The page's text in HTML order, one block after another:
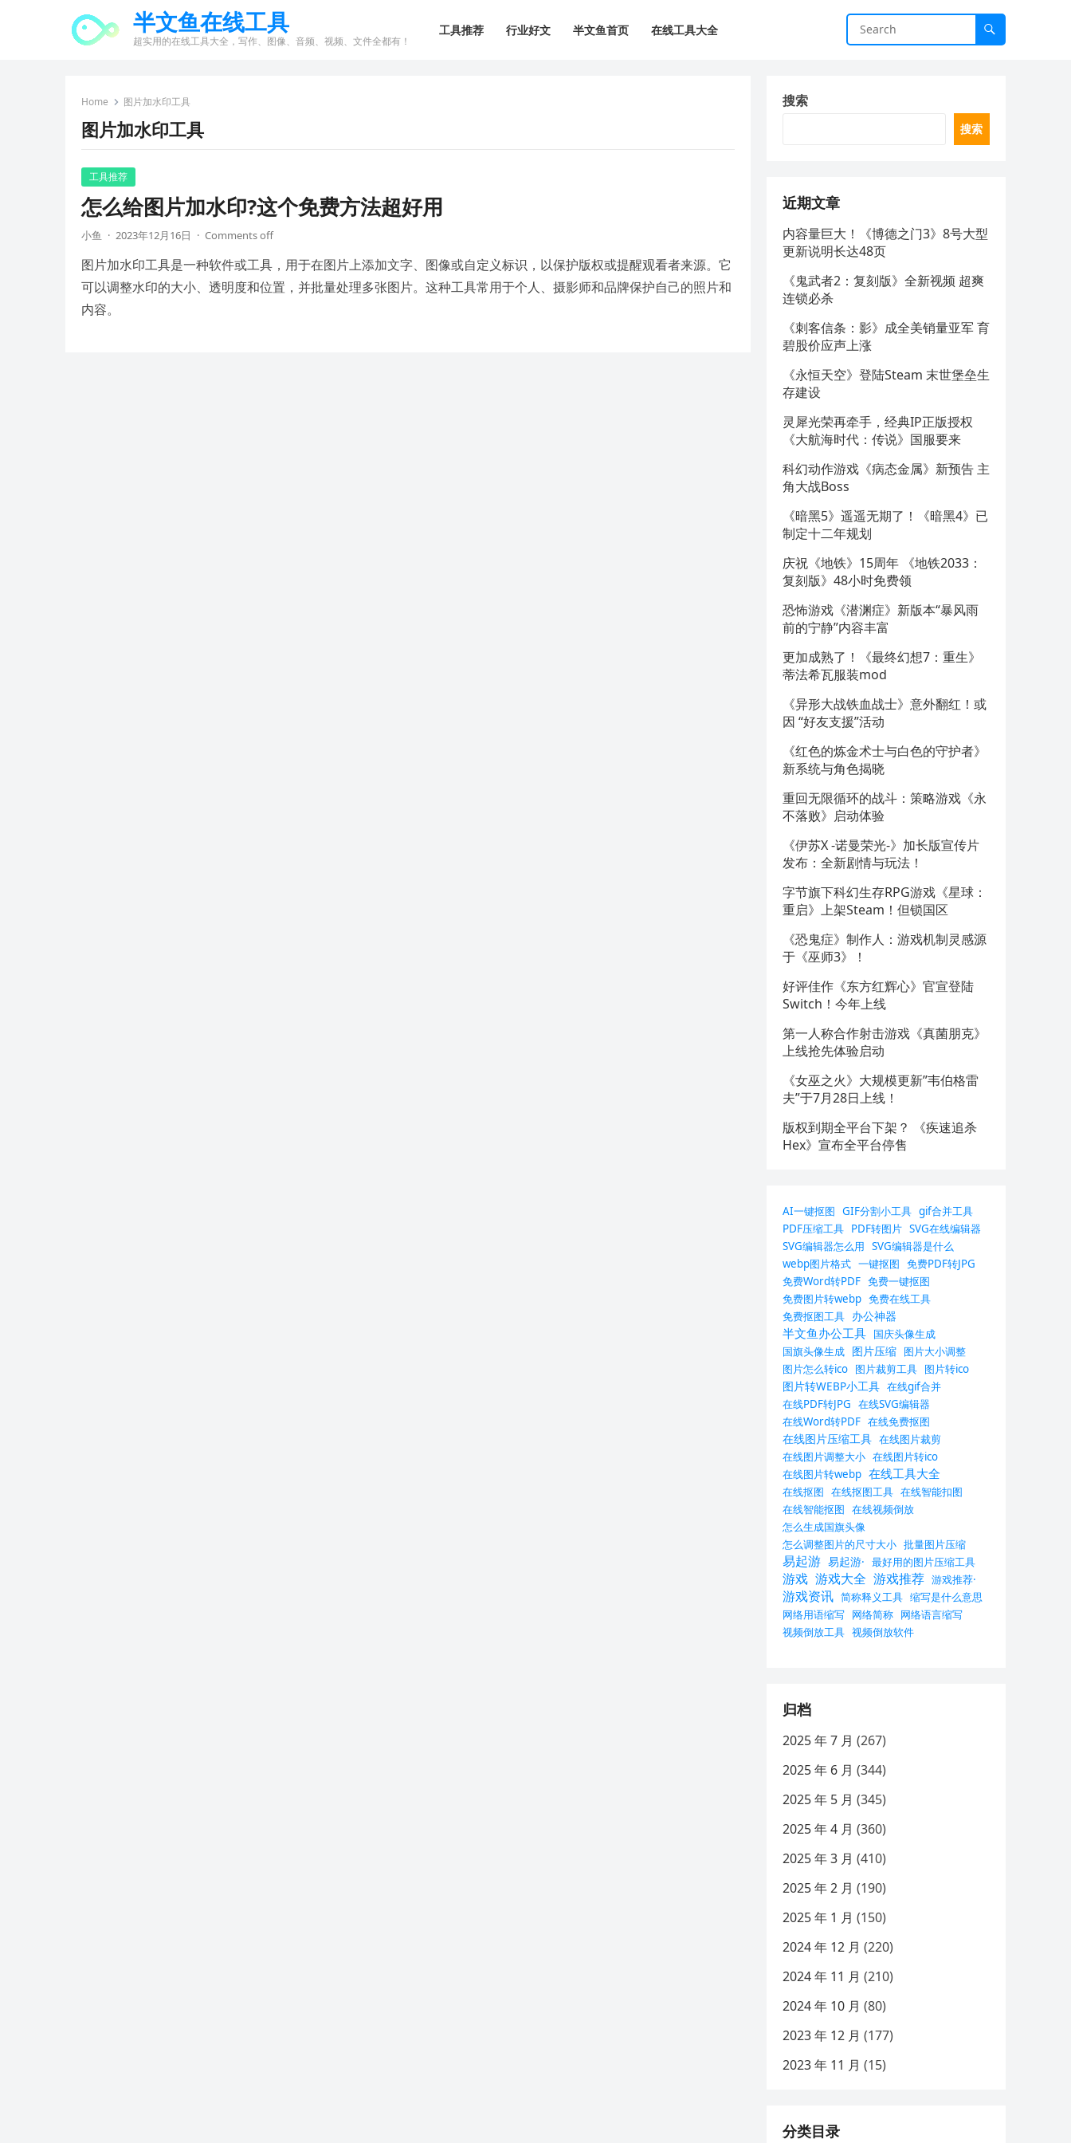
半文鱼在线工具
超实用的在线工具大全，写作、图像、音频、视频、文件全都有！
工具推荐 行业好文 半文鱼首页 在线工具大全
Home 图片加水印工具
图片加水印工具
工具推荐
怎么给图片加水印?这个免费方法超好用
小鱼 · 2023年12月16日 · Comments off
图片加水印工具是一种软件或工具，用于在图片上添加文字、图像或自定义标识，以保护版权或提醒观看者来源。它
可以调整水印的大小、透明度和位置，并批量处理多张图片。这种工具常用于个人、摄影师和品牌保护自己的照片和
内容。
搜索
搜索
近期文章
内容量巨大！《博德之门3》8号大型
更新说明长达48页
《鬼武者2：复刻版》全新视频 超爽
连锁必杀
《刺客信条：影》成全美销量亚军 育
碧股价应声上涨
《永恒天空》登陆Steam 末世堡垒生
存建设
灵犀光荣再牵手，经典IP正版授权
《大航海时代：传说》国服要来
科幻动作游戏《病态金属》新预告 主
角大战Boss
《暗黑5》遥遥无期了！《暗黑4》已
制定十二年规划
庆祝《地铁》15周年 《地铁2033：
复刻版》48小时免费领
恐怖游戏《潜渊症》新版本“暴风雨
前的宁静”内容丰富
更加成熟了！《最终幻想7：重生》
蒂法希瓦服装mod
《异形大战铁血战士》意外翻红！或
因 “好友支援”活动
《红色的炼金术士与白色的守护者》
新系统与角色揭晓
重回无限循环的战斗：策略游戏《永
不落败》启动体验
《伊苏X -诺曼荣光-》加长版宣传片
发布：全新剧情与玩法！
字节旗下科幻生存RPG游戏《星球：
重启》上架Steam！但锁国区
《恐鬼症》制作人：游戏机制灵感源
于《巫师3》！
好评佳作《东方红辉心》官宣登陆
Switch！今年上线
第一人称合作射击游戏《真菌朋克》
上线抢先体验启动
《女巫之火》大规模更新”韦伯格雷
夫”于7月28日上线！
版权到期全平台下架？ 《疾速追杀
Hex》宣布全平台停售
AI一键抠图 GIF分割小工具 gif合并工具
PDF压缩工具 PDF转图片 SVG在线编辑器
SVG编辑器怎么用 SVG编辑器是什么
webp图片格式 一键抠图 免费PDF转JPG
免费Word转PDF 免费一键抠图
免费图片转webp 免费在线工具
免费抠图工具 办公神器
半文鱼办公工具 国庆头像生成
国旗头像生成 图片压缩 图片大小调整
图片怎么转ico 图片裁剪工具 图片转ico
图片转WEBP小工具 在线gif合并
在线PDF转JPG 在线SVG编辑器
在线Word转PDF 在线免费抠图
在线图片压缩工具 在线图片裁剪
在线图片调整大小 在线图片转ico
在线图片转webp 在线工具大全
在线抠图 在线抠图工具 在线智能扣图
在线智能抠图 在线视频倒放
怎么生成国旗头像
怎么调整图片的尺寸大小 批量图片压缩
易起游 易起游· 最好用的图片压缩工具
游戏 游戏大全 游戏推荐 游戏推荐·
游戏资讯 简称释义工具 缩写是什么意思
网络用语缩写 网络简称 网络语言缩写
视频倒放工具 视频倒放软件
归档
2025 年 7 月 (267)
2025 年 6 月 (344)
2025 年 5 月 (345)
2025 年 4 月 (360)
2025 年 3 月 (410)
2025 年 2 月 (190)
2025 年 1 月 (150)
2024 年 12 月 (220)
2024 年 11 月 (210)
2024 年 10 月 (80)
2023 年 12 月 (177)
2023 年 11 月 (15)
分类目录